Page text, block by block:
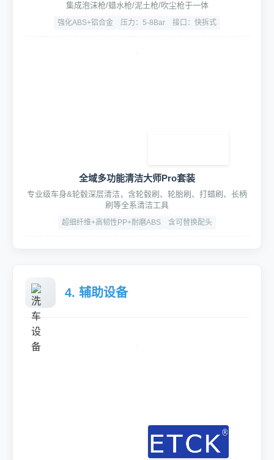
集成泡沫枪/蜡水枪/泥土枪/吹尘枪于一体
强化ABS+铝合金 压力：5-8Bar 接口：快拆式
全域多功能清洁大师Pro套装
专业级车身&轮毂深层清洁，含轮毂刷、轮胎刷、打蜡刷、长柄
刷等全系清洁工具
超细纤维+高韧性PP+耐磨ABS 含可替换配头
4. 辅助设备